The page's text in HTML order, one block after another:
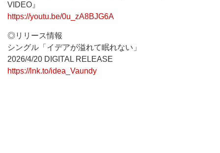
VIDEO』
https://youtu.be/0u_zA8BJG6A
◎リリース情報
シングル「イデアが溢れて眠れない」
2026/4/20 DIGITAL RELEASE
https://lnk.to/idea_Vaundy